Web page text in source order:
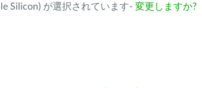
Silicon) が選択されています- 変更しますか?